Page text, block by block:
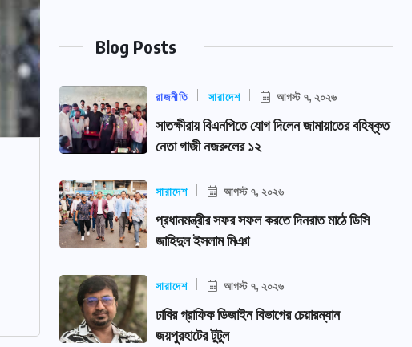
Blog Posts
রাজনীতি সারাদেশ আগস্ট ৭, ২০২৬
সাতক্ষীরায় বিএনপিতে যোগ দিলেন জামায়াতের বহিষ্কৃত
নেতা গাজী নজরুলের ১২
সারাদেশ আগস্ট ৭, ২০২৬
প্রধানমন্ত্রীর সফর সফল করতে দিনরাত মাঠে ডিসি
জাহিদুল ইসলাম মিঞা
সারাদেশ আগস্ট ৭, ২০২৬
ঢাবির গ্রাফিক ডিজাইন বিভাগের চেয়ারম্যান
জয়পুরহাটের টুটুল